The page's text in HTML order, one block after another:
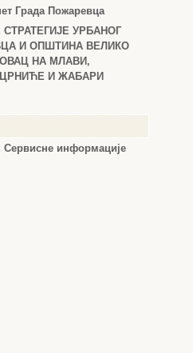
Града Пожаревца
УРБАНОГ
И ОПШТИНА ВЕЛИКО
НА МЛАВИ,
И ЖАБАРИ
Сервисне информације